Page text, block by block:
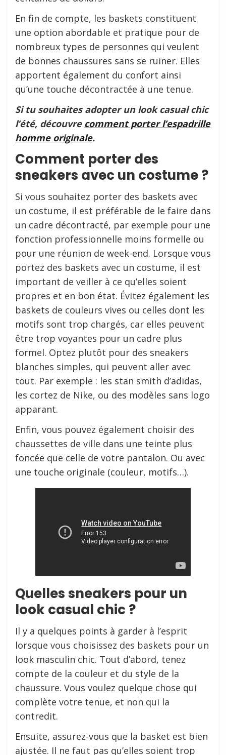
En fin de compte, les baskets constituent
une option abordable et pratique pour de
nombreux types de personnes qui veulent
de bonnes chaussures sans se ruiner. Elles
apportent également du confort ainsi
qu’une touche décontractée à une tenue.
Si tu souhaites adopter un look casual chic
l’été, découvre comment porter l’espadrille
homme originale.
Comment porter des
sneakers avec un costume ?
Si vous souhaitez porter des baskets avec
un costume, il est préférable de le faire dans
un cadre décontracté, par exemple pour une
fonction professionnelle moins formelle ou
pour une réunion de week-end. Lorsque vous
portez des baskets avec un costume, il est
important de veiller à ce qu’elles soient
propres et en bon état. Évitez également les
baskets de couleurs vives ou celles dont les
motifs sont trop chargés, car elles peuvent
être trop voyantes pour un cadre plus
formel. Optez plutôt pour des sneakers
blanches simples, qui peuvent aller avec
tout. Par exemple : les stan smith d’adidas,
les cortez de Nike, ou des modèles sans logo
apparant.
Enfin, vous pouvez également choisir des
chaussettes de ville dans une teinte plus
foncée que celle de votre pantalon. Ou avec
une touche originale (couleur, motifs…).
Quelles sneakers pour un
look casual chic ?
Il y a quelques points à garder à l’esprit
lorsque vous choisissez des baskets pour un
look masculin chic. Tout d’abord, tenez
compte de la couleur et du style de la
chaussure. Vous voulez quelque chose qui
complète votre tenue, et non qui la
contredit.
Ensuite, assurez-vous que la basket est bien
ajustée. Il ne faut pas qu’elles soient trop